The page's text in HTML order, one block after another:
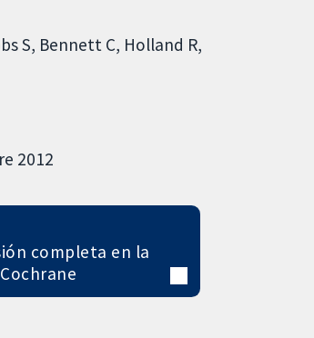
S Bennett C Holland R
2012
completa en la